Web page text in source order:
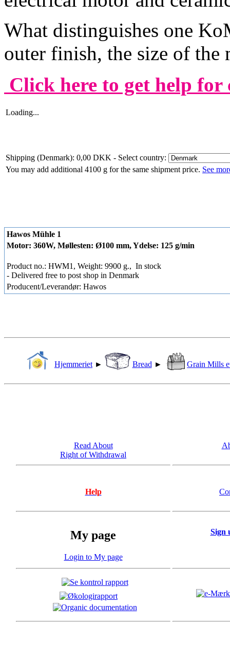
What distinguishes one
outer finish, the size of the
Click here to get help
Loading...
Shipping (Denmark): 0,00 DKK - Select country:
You may add additional 4100 g for the same shipment price. See
Hawos Mühle 1
Motor: 360W, Møllesten: Ø100 mm, Ydelse: 125 g/min
Product no.: HWM1, Weight: 9900 g., In stock
- Delivered free to post shop in Denmark
Producent/Leverandør: Hawos
Hjemmeriet ► Bread ► Grain Mills
Read About
Right of Withdrawal
Help
My page
Login to My page
Sign